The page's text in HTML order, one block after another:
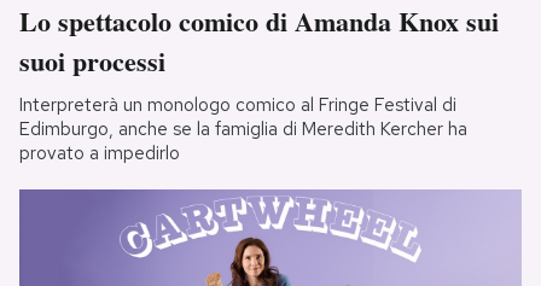
Lo spettacolo comico di Amanda Knox sui
suoi processi
Interpreterà un monologo comico al Fringe Festival di
Edimburgo, anche se la famiglia di Meredith Kercher ha
provato a impedirlo